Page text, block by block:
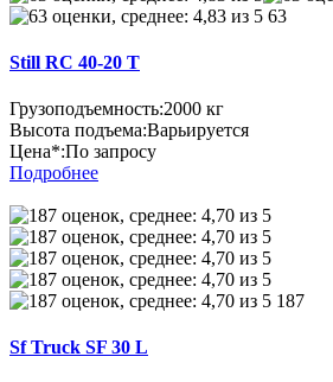
63
Still RC 40-20 T
Грузоподъемность:2000 кг
Высота подъема:Варьируется
Цена*:По запросу
Подробнее
187
Sf Truck SF 30 L